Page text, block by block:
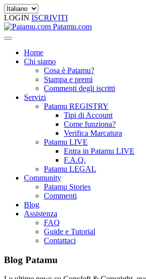
LOGIN ISCRIVITI
Patamu.com
Home
Chi siamo
Cosa è Patamu?
Stampa e premi
Commenti degli iscritti
Servizi
Patamu REGISTRY
Tipi di Account
Come funziona?
Verifica Marcatura
Patamu LIVE
Entra in Patamu LIVE
F.A.Q.
Patamu LEGAL
Community
Patamu Stories
Commenti
Blog
Assistenza
FAQ
Guide e Tutorial
Contattaci
Blog Patamu